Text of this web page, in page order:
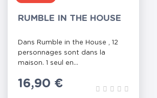
RUMBLE IN THE HOUSE
Dans Rumble in the House , 12
personnages sont dans la
maison. 1 seul en...
Prix
16,90 €